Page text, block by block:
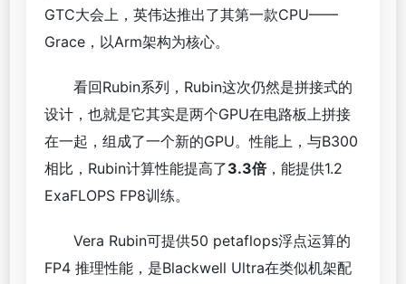
GTC大会上，英伟达推出了其第一款CPU——
Grace，以Arm架构为核心。
看回Rubin系列，Rubin这次仍然是拼接式的
设计，也就是它其实是两个GPU在电路板上拼接
在一起，组成了一个新的GPU。性能上，与B300
相比，Rubin计算性能提高了3.3倍，能提供1.2
ExaFLOPS FP8训练。
Vera Rubin可提供50 petaflops浮点运算的
FP4 推理性能，是Blackwell Ultra在类似机架配